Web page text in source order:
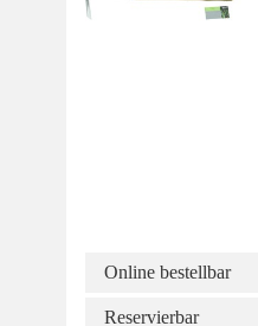
Online bestellbar
Reservierbar